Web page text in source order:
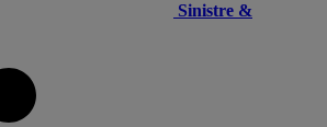
Sinistre &